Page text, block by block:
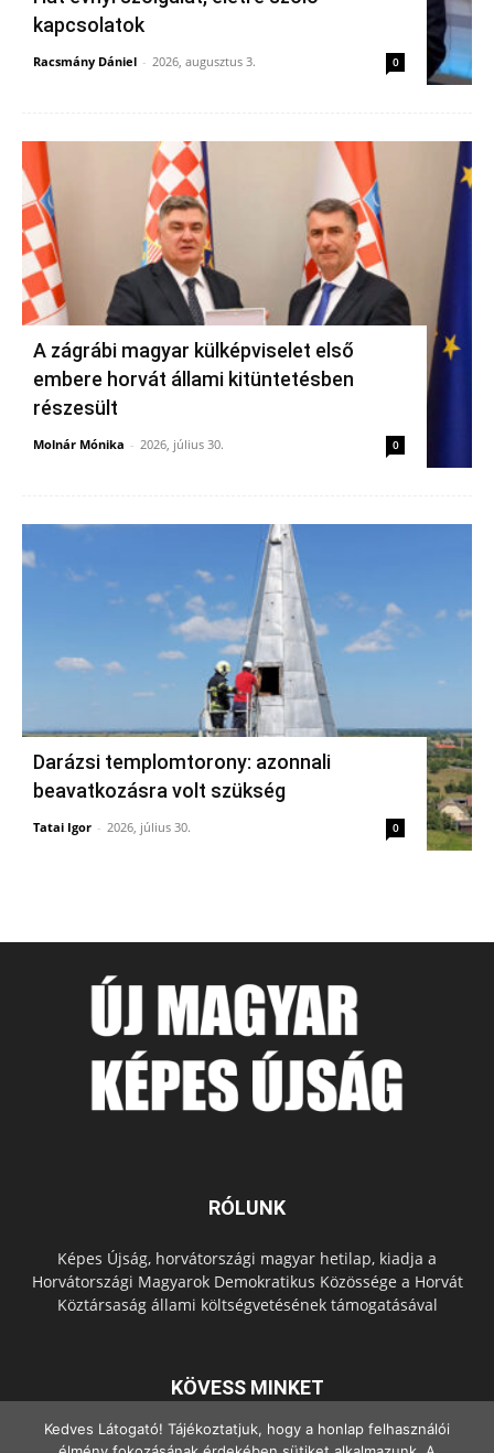
kapcsolatok
Racsmány Dániel - 2026, augusztus 3. 0
A zágrábi magyar külképviselet első
embere horvát állami kitüntetésben
részesült
Molnár Mónika - 2026, július 30. 0
Darázsi templomtorony: azonnali
beavatkozásra volt szükség
Tatai Igor - 2026, július 30. 0
RÓLUNK
Képes Újság, horvátországi magyar hetilap, kiadja a
Horvátországi Magyarok Demokratikus Közössége a Horvát
Köztársaság állami költségvetésének támogatásával
KÖVESS MINKET
Kedves Látogató! Tájékoztatjuk, hogy a honlap felhasználói